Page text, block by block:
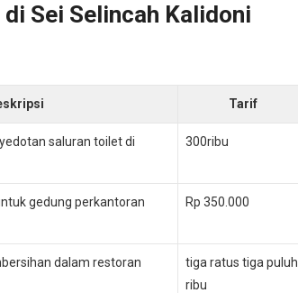
Sei Selincah Kalidoni
Tarif
saluran toilet di
300ribu
gedung perkantoran
Rp 350.000
dalam restoran
tiga ratus tiga puluh
ribu